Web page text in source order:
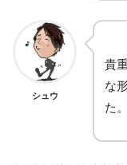
シュウ
貴
な
た。